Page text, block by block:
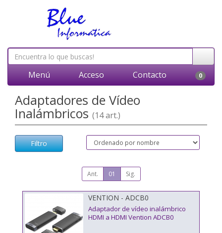
Menú Acceso Contacto 0
Adaptadores de Vídeo
Inalámbricos (14 art.)
Filtro
Ant. 01 Sig.
VENTION - ADCB0
Adaptador de vídeo inalámbrico
HDMI a HDMI Vention ADCB0